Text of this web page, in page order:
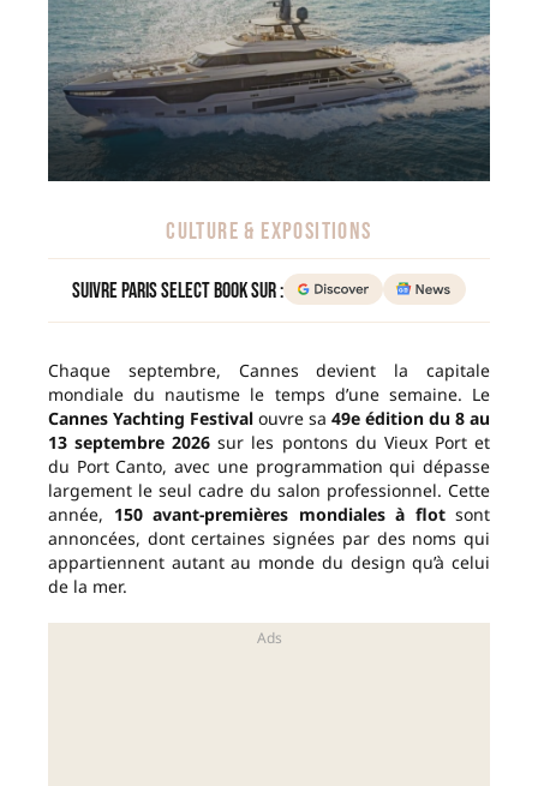
CULTURE & EXPOSITIONS
Suivre Paris Select Book sur :
Chaque septembre, Cannes devient la capitale
mondiale du nautisme le temps d’une semaine. Le
Cannes Yachting Festival ouvre sa 49e édition du 8 au
13 septembre 2026 sur les pontons du Vieux Port et
du Port Canto, avec une programmation qui dépasse
largement le seul cadre du salon professionnel. Cette
année, 150 avant-premières mondiales à flotsont
annoncées, dont certaines signées par des noms qui
appartiennent autant au monde du design qu’à celui
de la mer.